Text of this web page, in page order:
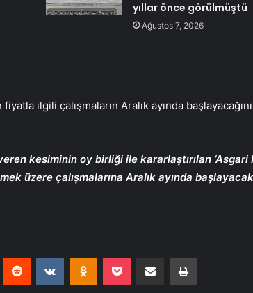
yıllar önce görülmüştü
Ağustos 7, 2026
ilgili çalışmaların Aralık ayında başlayacağını
kesiminin oy birliği ile kararlaştırılan ‘Asgari
üzere çalışmalarına Aralık ayında
Reddit VKontakteOdnoklassniki
Pocket E-Posta ile paylaş Yazdır